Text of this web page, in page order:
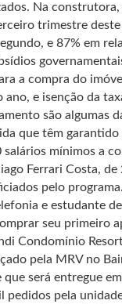
Na construtora,
trimestre deste
e 87% em
a compra do
ano, e isenção da
são algumas
que têm garantido
mínimos a
Ferrari Costa, de
pelo
e estudante
seu primeiro
Condomínio
pela MRV no
será entregue
pedidos pela